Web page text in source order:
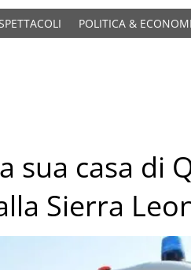
POLITICA &
sua casa di
Sierra